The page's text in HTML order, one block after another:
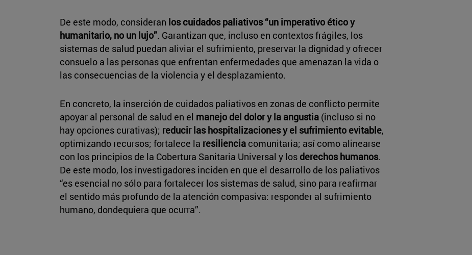
De este modo, consideran los cuidados paliativos “un imperativo ético y
humanitario, no un lujo”. Garantizan que, incluso en contextos frágiles, los
sistemas de salud puedan aliviar el sufrimiento, preservar la dignidad y ofrecer
consuelo a las personas que enfrentan enfermedades que amenazan la vida o
las consecuencias de la violencia y el desplazamiento.
En concreto, la inserción de cuidados paliativos en zonas de conflicto permite
apoyar al personal de salud en el manejo del dolor y la angustia (incluso si no
hay opciones curativas); reducir las hospitalizaciones y el sufrimiento evitable,
optimizando recursos; fortalece la resiliencia comunitaria; así como alinearse
con los principios de la Cobertura Sanitaria Universal y los derechos humanos.
De este modo, los investigadores inciden en que el desarrollo de los paliativos
“es esencial no sólo para fortalecer los sistemas de salud, sino para reafirmar
el sentido más profundo de la atención compasiva: responder al sufrimiento
humano, dondequiera que ocurra”.